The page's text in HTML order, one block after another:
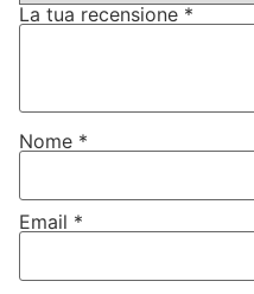
La tua recensione *
Nome *
Email *